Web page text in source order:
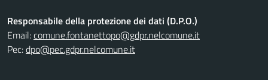
Responsabile della protezione dei dati (D.P.O.)
Email:comune.fontanettopo@gdpr.nelcomune.it
Pec:dpo@pec.gdpr.nelcomune.it